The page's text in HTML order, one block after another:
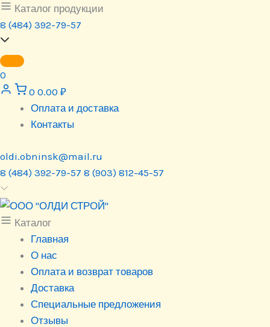
Перейти
к
содержимому
Каталог продукции
8 (484) 392-79-57
0
0 0.00 ₽
Оплата и доставка
Контакты
oldi.obninsk@mail.ru
8 (484) 392-79-57 8 (903) 812-45-57
Каталог
Главная
О нас
Оплата и возврат товаров
Доставка
Специальные предложения
Отзывы